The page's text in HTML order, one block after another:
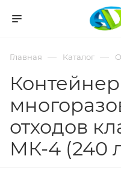
Главная — Каталог —
Контейнер
отходов
МК-4 (240
pornspider.info
xnxx